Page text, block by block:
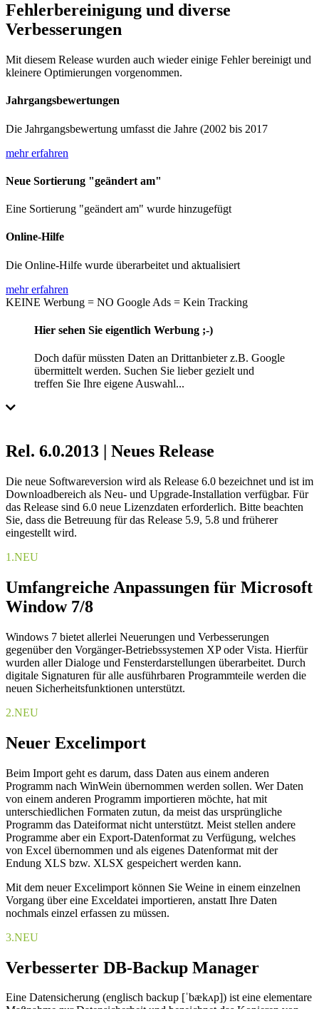
Fehlerbereinigung und diverse
Verbesserungen
Mit diesem Release wurden auch wieder einige Fehler bereinigt und
kleinere Optimierungen vorgenommen.
Jahrgangsbewertungen
Die Jahrgangsbewertung umfasst die Jahre (2002 bis 2017
mehr erfahren
Neue Sortierung "geändert am"
Eine Sortierung "geändert am" wurde hinzugefügt
Online-Hilfe
Die Online-Hilfe wurde überarbeitet und aktualisiert
mehr erfahren
KEINE Werbung = NO Google Ads = Kein Tracking
Hier sehen Sie eigentlich Werbung ;-)
Doch dafür müssten Daten an Drittanbieter z.B. Google
übermittelt werden. Suchen Sie lieber gezielt und
treffen Sie Ihre eigene Auswahl...
Rel. 6.0.2013 | Neues Release
Die neue Softwareversion wird als Release 6.0 bezeichnet und ist im
Downloadbereich als Neu- und Upgrade-Installation verfügbar. Für
das Release sind 6.0 neue Lizenzdaten erforderlich. Bitte beachten
Sie, dass die Betreuung für das Release 5.9, 5.8 und früherer
eingestellt wird.
1.NEU
Umfangreiche Anpassungen für Microsoft
Window 7/8
Windows 7 bietet allerlei Neuerungen und Verbesserungen
gegenüber den Vorgänger-Betriebssystemen XP oder Vista. Hierfür
wurden aller Dialoge und Fensterdarstellungen überarbeitet. Durch
digitale Signaturen für alle ausführbaren Programmteile werden die
neuen Sicherheitsfunktionen unterstützt.
2.NEU
Neuer Excelimport
Beim Import geht es darum, dass Daten aus einem anderen
Programm nach WinWein übernommen werden sollen. Wer Daten
von einem anderen Programm importieren möchte, hat mit
unterschiedlichen Formaten zutun, da meist das ursprüngliche
Programm das Dateiformat nicht unterstützt. Meist stellen andere
Programme aber ein Export-Datenformat zu Verfügung, welches
von Excel übernommen und als eigenes Datenformat mit der
Endung XLS bzw. XLSX gespeichert werden kann.
Mit dem neuer Excelimport können Sie Weine in einem einzelnen
Vorgang über eine Exceldatei importieren, anstatt Ihre Daten
nochmals einzel erfassen zu müssen.
3.NEU
Verbesserter DB-Backup Manager
Eine Datensicherung (englisch backup [ˈbækʌp]) ist eine elementare